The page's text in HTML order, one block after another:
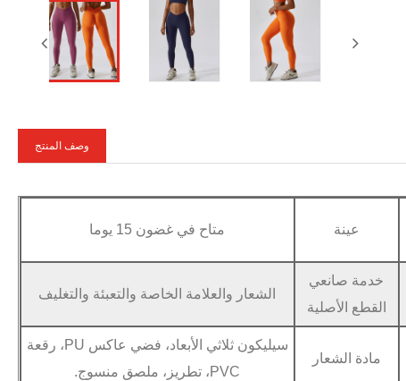
وصف المنتج
عينة متاح في غضون 15 يوما
خدمة صانعي
القطع الأصلية
الشعار والعلامة الخاصة والتعبئة والتغليف
مادة الشعار
سيليكون ثلاثي الأبعاد، فضي عاكس PU، رقعة
PVC، تطريز، ملصق منسوج.